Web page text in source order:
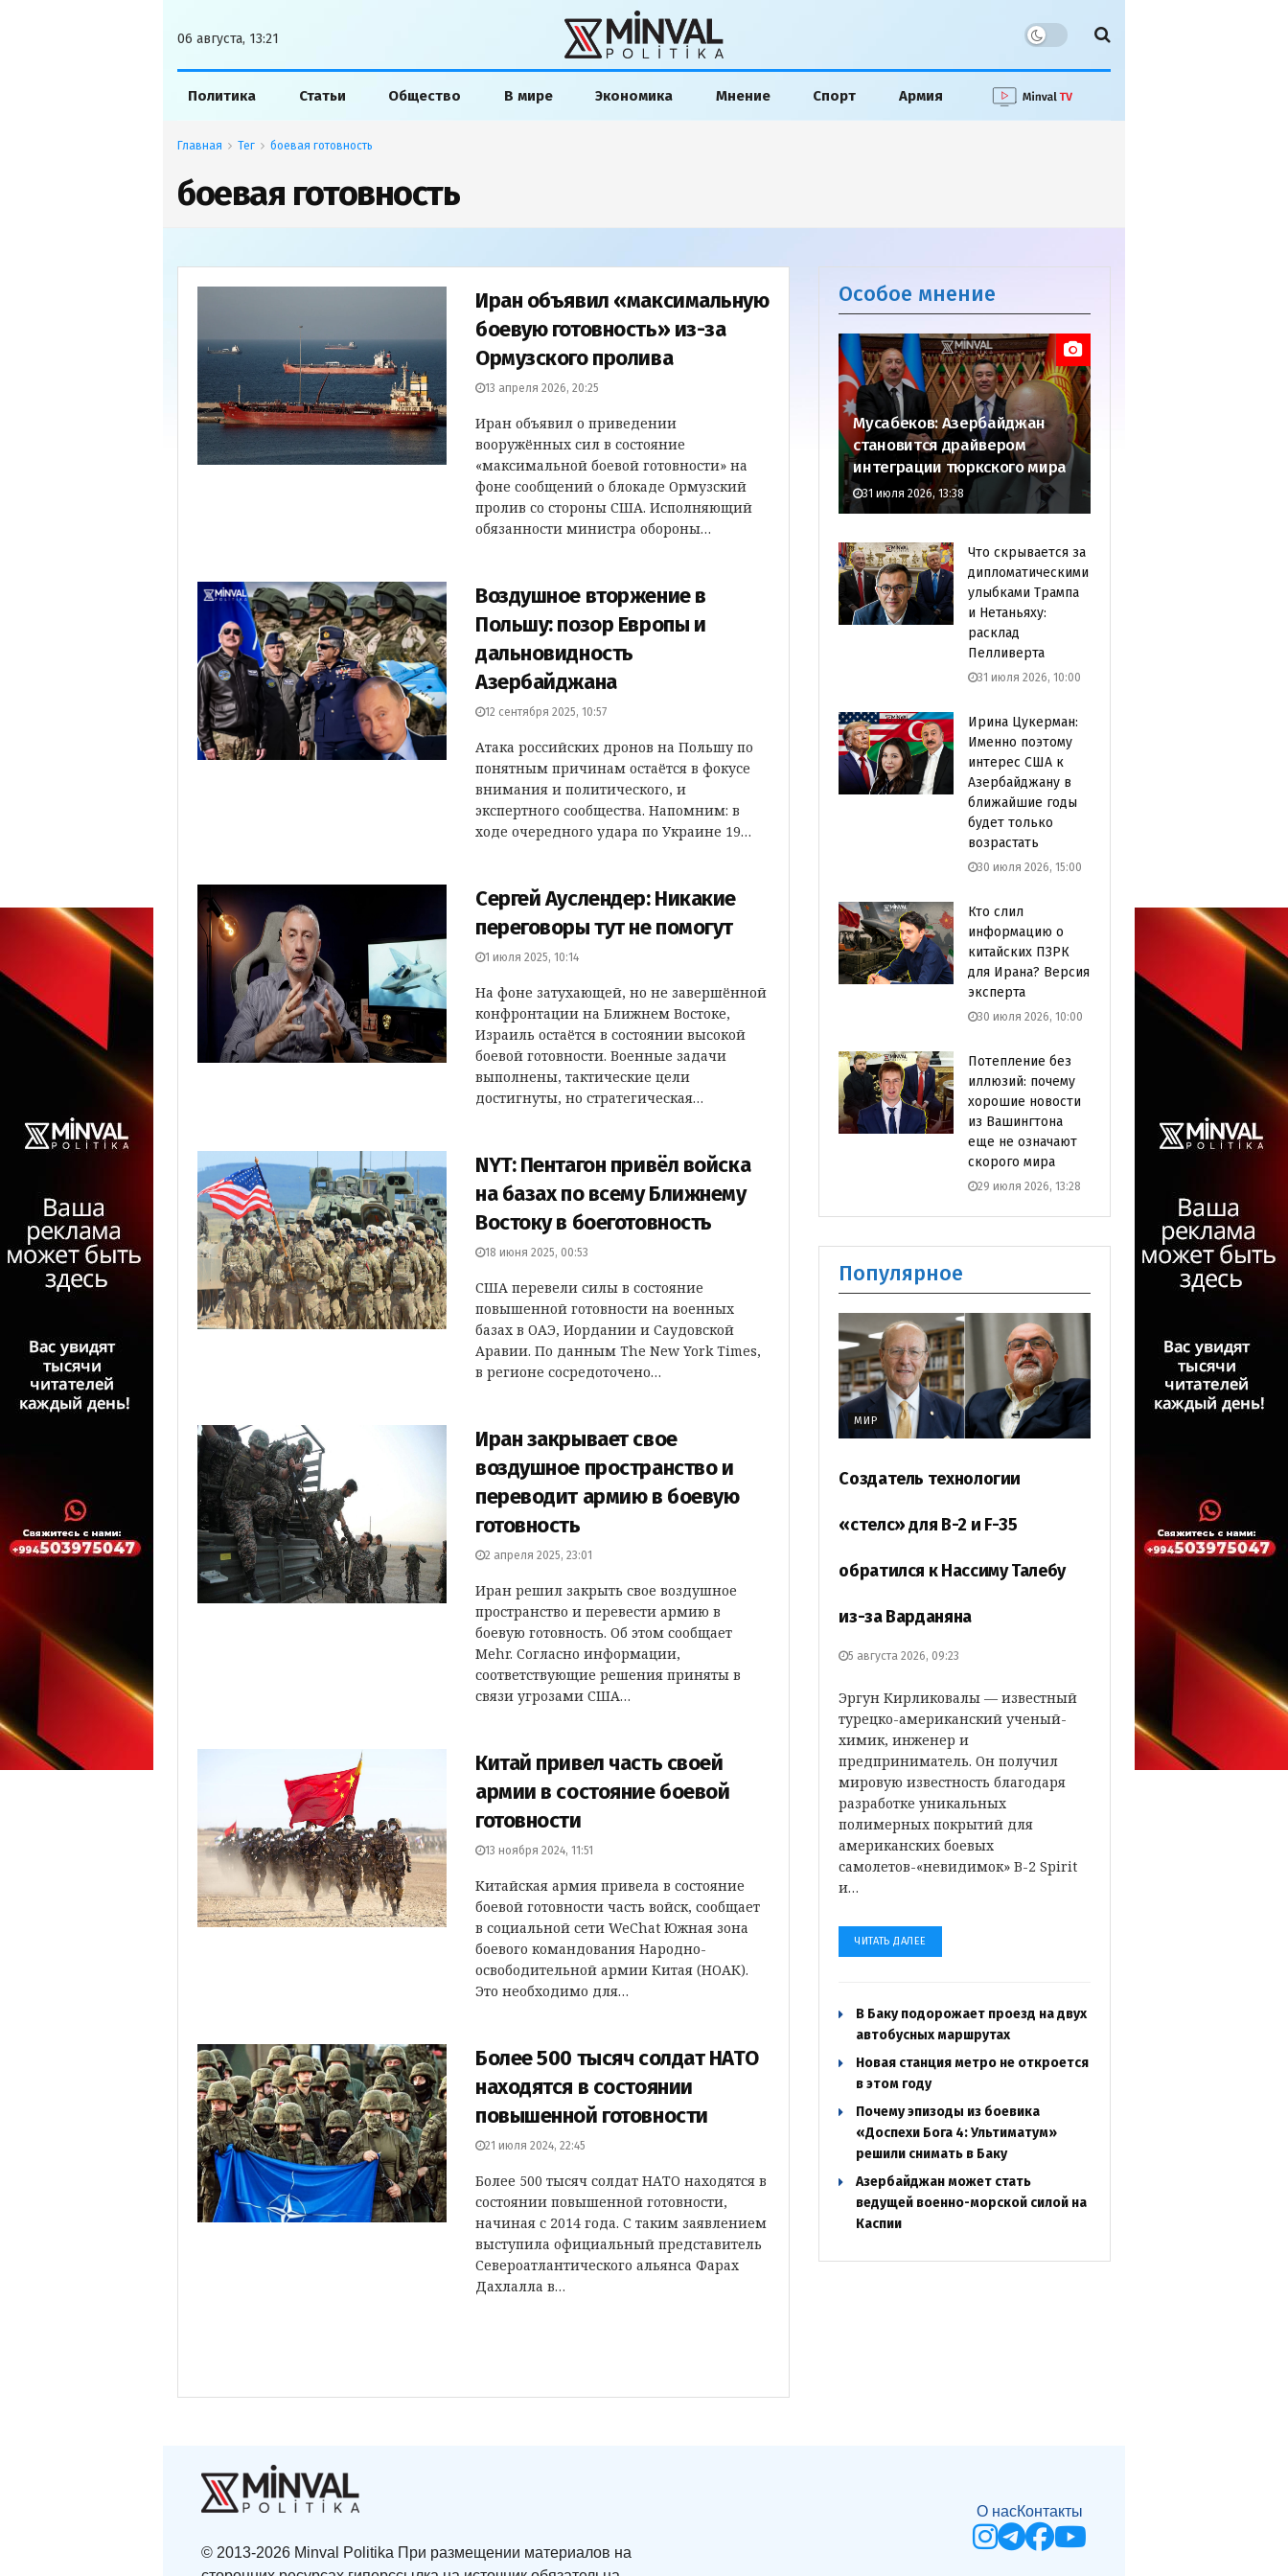
06 августа, 13:21
Политика Статьи Общество В мире Экономика Мнение Спорт Армия
Главная Тег боевая готовность
боевая готовность
Иран объявил «максимальную
боевую готовность» из-за
Ормузского пролива
13 апреля 2026, 20:25
Иран объявил о приведении
вооружённых сил в состояние
«максимальной боевой готовности» на
фоне сообщений о блокаде Ормузский
пролив со стороны США. Исполняющий
обязанности министра обороны…
Воздушное вторжение в
Польшу: позор Европы и
дальновидность
Азербайджана
12 сентября 2025, 10:57
Атака российских дронов на Польшу по
понятным причинам остаётся в фокусе
внимания и политического, и
экспертного сообщества. Напомним: в
ходе очередного удара по Украине 19…
Сергей Ауслендер: Никакие
переговоры тут не помогут
1 июля 2025, 10:14
На фоне затухающей, но не завершённой
конфронтации на Ближнем Востоке,
Израиль остаётся в состоянии высокой
боевой готовности. Военные задачи
выполнены, тактические цели
достигнуты, но стратегическая…
NYT: Пентагон привёл войска
на базах по всему Ближнему
Востоку в боеготовность
18 июня 2025, 00:53
США перевели силы в состояние
повышенной готовности на военных
базах в ОАЭ, Иордании и Саудовской
Аравии. По данным The New York Times,
в регионе сосредоточено…
Иран закрывает свое
воздушное пространство и
переводит армию в боевую
готовность
2 апреля 2025, 23:01
Иран решил закрыть свое воздушное
пространство и перевести армию в
боевую готовность. Об этом сообщает
Mehr. Согласно информации,
соответствующие решения приняты в
связи угрозами США…
Китай привел часть своей
армии в состояние боевой
готовности
13 ноября 2024, 11:51
Китайская армия привела в состояние
боевой готовности часть войск, сообщает
в социальной сети WeChat Южная зона
боевого командования Народно-
освободительной армии Китая (НОАК).
Это необходимо для…
Более 500 тысяч солдат НАТО
находятся в состоянии
повышенной готовности
21 июля 2024, 22:45
Более 500 тысяч солдат НАТО находятся в
состоянии повышенной готовности,
начиная с 2014 года. С таким заявлением
выступила официальный представитель
Североатлантического альянса Фарах
Дахлалла в…
Особое мнение
Мусабеков: Азербайджан
становится драйвером
интеграции тюркского мира
31 июля 2026, 13:38
Что скрывается за
дипломатическими
улыбками Трампа
и Нетаньяху:
расклад
Пелливерта
31 июля 2026, 10:00
Ирина Цукерман:
Именно поэтому
интерес США к
Азербайджану в
ближайшие годы
будет только
возрастать
30 июля 2026, 15:00
Кто слил
информацию о
китайских ПЗРК
для Ирана? Версия
эксперта
30 июля 2026, 10:00
Потепление без
иллюзий: почему
хорошие новости
из Вашингтона
еще не означают
скорого мира
29 июля 2026, 13:28
Популярное
МИР
Создатель технологии
«стелс» для B-2 и F-35
обратился к Нассиму Талебу
из-за Варданяна
5 августа 2026, 09:23
Эргун Кирликовалы — известный
турецко-американский ученый-
химик, инженер и
предприниматель. Он получил
мировую известность благодаря
разработке уникальных
полимерных покрытий для
американских боевых
самолетов-«невидимок» B-2 Spirit
и…
ЧИТАТЬ ДАЛЕЕ
В Баку подорожает проезд на двух
автобусных маршрутах
Новая станция метро не откроется
в этом году
Почему эпизоды из боевика
«Доспехи Бога 4: Ультиматум»
решили снимать в Баку
Азербайджан может стать
ведущей военно-морской силой на
Каспии
© 2013-2026 Minval Politika При размещении материалов на
О насКонтакты